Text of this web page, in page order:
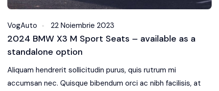
VogAuto 22 Noiembrie 2023
2024 BMW X3 M Sport Seats – available as a
standalone option
Aliquam hendrerit sollicitudin purus, quis rutrum mi
accumsan nec. Quisque bibendum orci ac nibh facilisis, at